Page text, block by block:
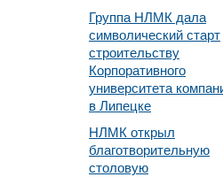
Группа НЛМК дала
символический старт
строительству
Корпоративного
университета
в Липецке
НЛМК открыл
благотворительную
столовую